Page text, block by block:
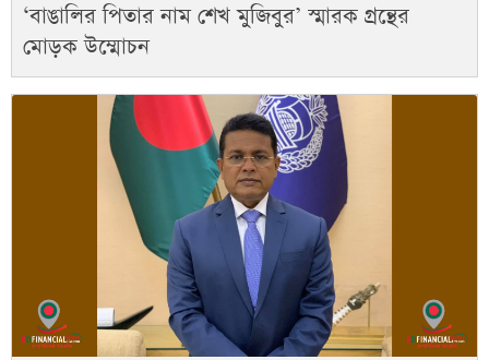
‘বাঙালির পিতার নাম শেখ মুজিবুর’ স্মারক গ্রন্থের
মোড়ক উম্মোচন